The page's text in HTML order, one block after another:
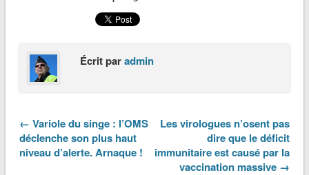
Écrit paradmin
← Variole du singe : l’OMS
déclenche son plus haut
niveau d’alerte. Arnaque !
Les virologues n’osent pas
dire que le déficit
immunitaire est causé par la
vaccination massive →